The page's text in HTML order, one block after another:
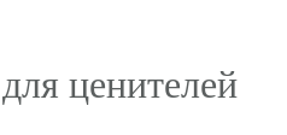
ценителей